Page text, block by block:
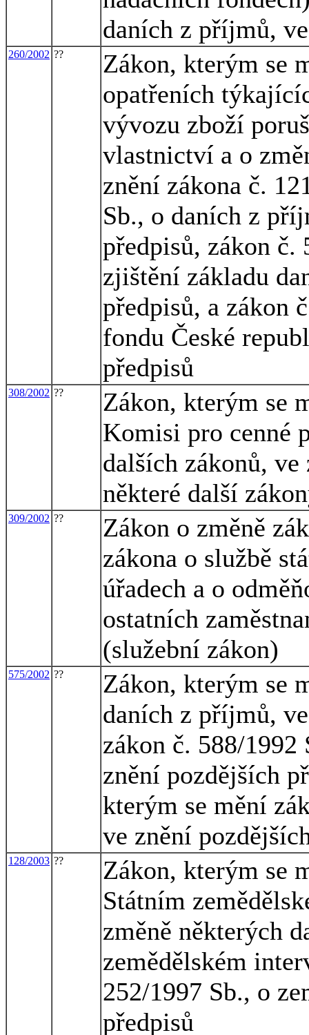
daních z příjmů,
260/2002 ??
Zákon, kterým se
opatřeních
vývozu zboží
vlastnictví a o
znění zákona č.
Sb., o daních z
předpisů, zákon č.
zjištění základu
předpisů, a zákon
fondu České
předpisů
308/2002 ??
Zákon, kterým se
Komisi pro cenné
dalších zákonů,
některé další
309/2002 ??
Zákon o změně
zákona o službě
úřadech a o
ostatních
(služební zákon)
575/2002 ??
Zákon, kterým se
daních z příjmů,
zákon č. 588/1992
znění pozdějších
kterým se mění
ve znění
128/2003 ??
Zákon, kterým se
Státním
změně některých
zemědělském
252/1997 Sb., o
předpisů